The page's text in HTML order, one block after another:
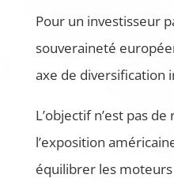
Pour un investisseur
souveraineté
axe de diversification
L’objectif n’est pas
l’exposition
équilibrer les